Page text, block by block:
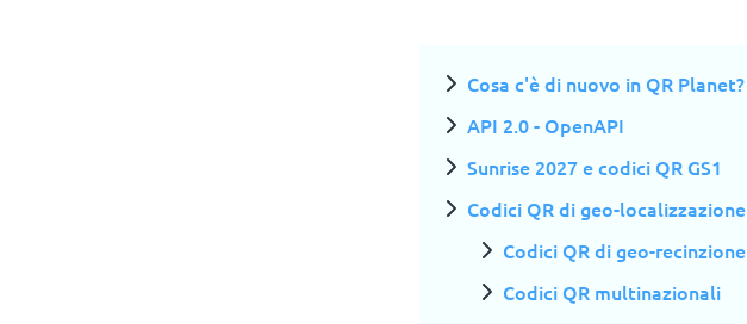
Cosa c'è di nuovo in QR Planet?
API 2.0 - OpenAPI
Sunrise 2027 e codici QR GS1
Codici QR di geo-localizzazione
Codici QR di geo-recinzione
Codici QR multinazionali